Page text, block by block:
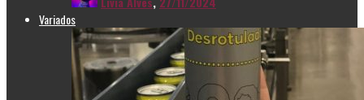
Variados